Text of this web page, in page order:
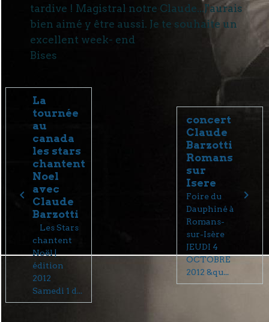
tardive ! Magistral notre Claude...J'aurais
bien aimé y être aussi. Je te souhaite un
excellent week- end
Bises
La
tournée
au
canada
les stars
chantent
Noel
avec
Claude
Barzotti
Les Stars
chantent
Noël |
édition
2012
Samedi 1 d...
concert
Claude
Barzotti
Romans
sur
Isere
Foire du
Dauphiné à
Romans-
sur-Isère
JEUDI 4
OCTOBRE
2012 &qu...